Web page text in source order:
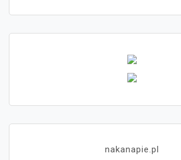
nakanapie.pl